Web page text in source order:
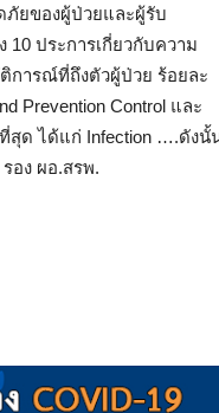
ภัยของผู้ป่วยและผู้รับ
ประการเกี่ยวกับความ
การณ์ที่ถึงตัวผู้ป่วย ร้อยละ
Prevention Control และ
สุด ได้แก่ Infection ….ดังนั้
อง ผอ.สรพ.